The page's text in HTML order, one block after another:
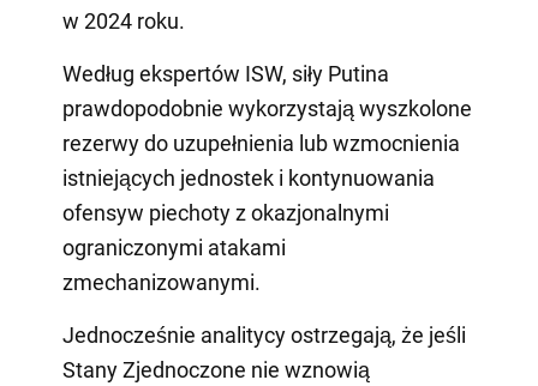
w 2024 roku.
Według ekspertów ISW, siły Putina
prawdopodobnie wykorzystają wyszkolone
rezerwy do uzupełnienia lub wzmocnienia
istniejących jednostek i kontynuowania
ofensyw piechoty z okazjonalnymi
ograniczonymi atakami
zmechanizowanymi.
Jednocześnie analitycy ostrzegają, że jeśli
Stany Zjednoczone nie wznowią